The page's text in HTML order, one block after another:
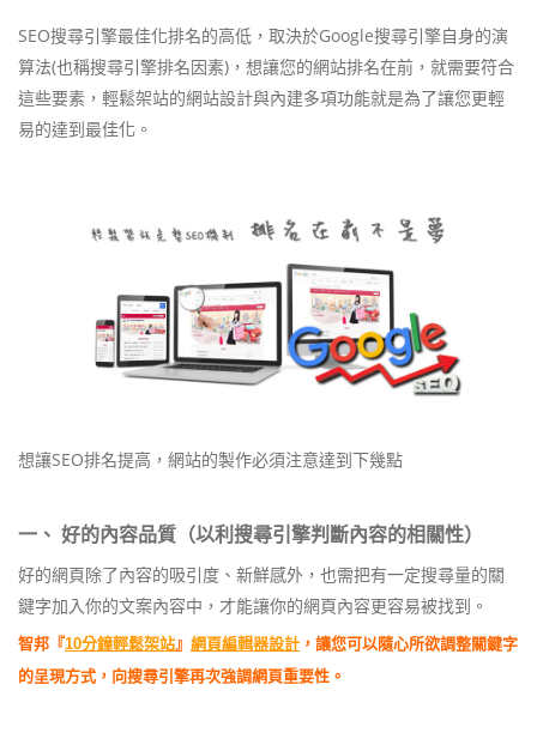
SEO搜尋引擎最佳化排名的高低，取決於Google搜尋引擎自身的演
算法(也稱搜尋引擎排名因素)，想讓您的網站排名在前，就需要符合
這些要素，輕鬆架站的網站設計與內建多項功能就是為了讓您更輕
易的達到最佳化。
想讓SEO排名提高，網站的製作必須注意達到下幾點
一、 好的內容品質（以利搜尋引擎判斷內容的相關性）
好的網頁除了內容的吸引度、新鮮感外，也需把有一定搜尋量的關
鍵字加入你的文案內容中，才能讓你的網頁內容更容易被找到。
智邦『10分鐘輕鬆架站 』 網頁編輯器設計 ，讓您可以隨心所欲調整關鍵字
的呈現方式，向搜尋引擎再次強調網頁重要性。